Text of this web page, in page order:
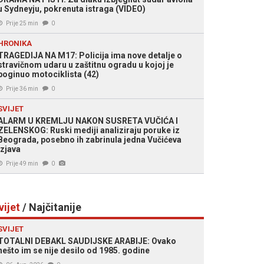
Sydneyju, pokrenuta istraga (VIDEO)
Prije 25 min 0
NA M17: Policija ima nove detalje o
udaru u zaštitnu ogradu u kojoj je
motociklista (42)
Prije 36 min 0
U KREMLJU NAKON SUSRETA VUČIĆA I
Ruski mediji analiziraju poruke iz
posebno ih zabrinula jedna Vučićeva
Prije 49 min 0
/ Najčitanije
DEBAKL SAUDIJSKE ARABIJE: Ovako
im se nije desilo od 1985. godine